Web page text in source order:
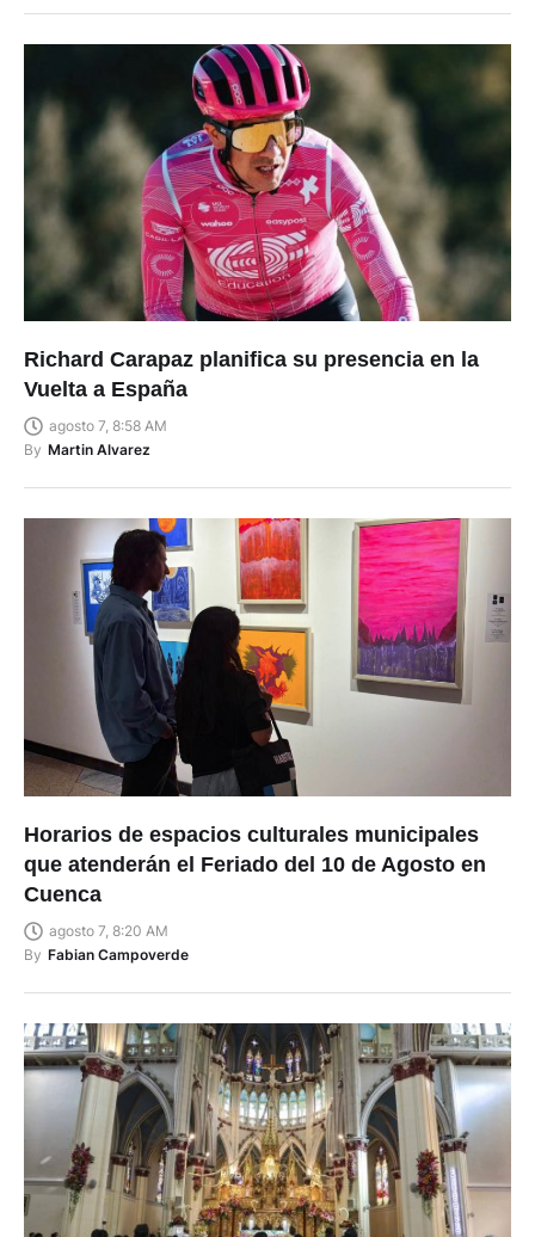
Richard Carapaz planifica su presencia en la
Vuelta a España
agosto 7, 8:58 AM
By Martin Alvarez
Horarios de espacios culturales municipales
que atenderán el Feriado del 10 de Agosto en
Cuenca
agosto 7, 8:20 AM
By Fabian Campoverde